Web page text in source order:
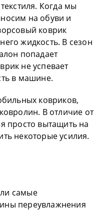
Когда мы
на обуви и
коврик
жидкость. В сезон
попадает
не успевает
в машине.
ковриков,
В отличие от
просто вытащить на
некоторые усилия.
самые
переувлажнения